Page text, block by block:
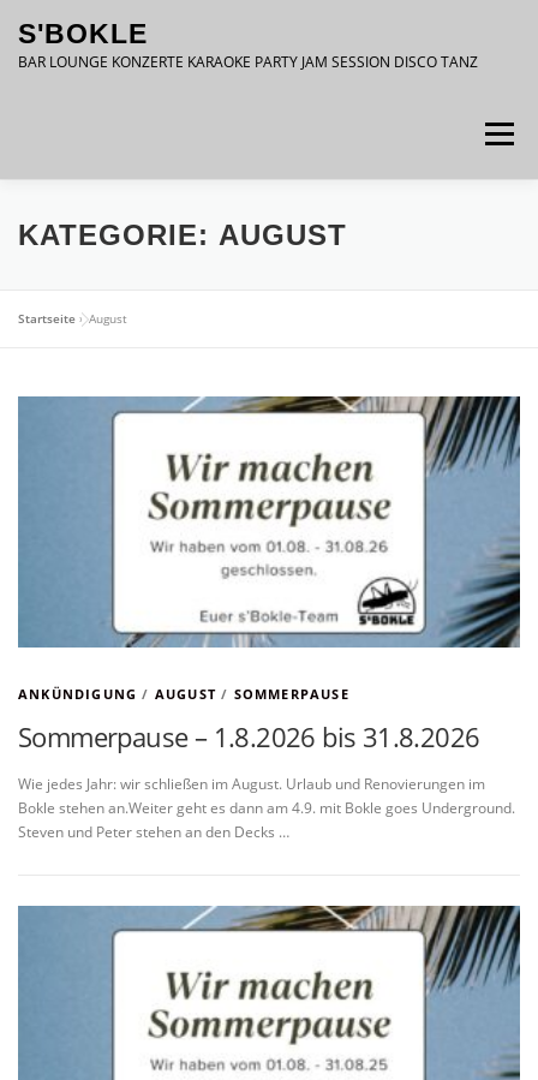
Inhalt
springen
S'BOKLE
BAR LOUNGE KONZERTE KARAOKE PARTY JAM SESSION DISCO TANZ
Menü
DATENSCHUTZ IMPRESSUM
KATEGORIE: AUGUST
Startseite »August
ANKÜNDIGUNG / AUGUST / SOMMERPAUSE
Sommerpause – 1.8.2026 bis 31.8.2026
Wie jedes Jahr: wir schließen im August. Urlaub und Renovierungen im
Bokle stehen an.Weiter geht es dann am 4.9. mit Bokle goes Underground.
Steven und Peter stehen an den Decks …